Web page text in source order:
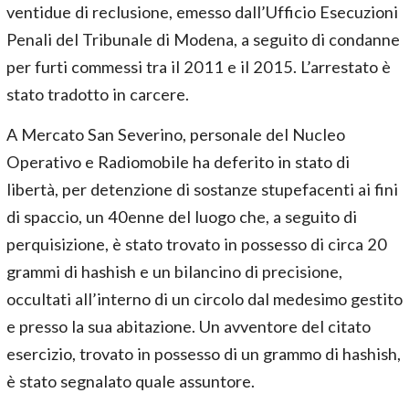
ventidue di reclusione, emesso dall’Ufficio Esecuzioni
Penali del Tribunale di Modena, a seguito di condanne
per furti commessi tra il 2011 e il 2015. L’arrestato è
stato tradotto in carcere.
A Mercato San Severino, personale del Nucleo
Operativo e Radiomobile ha deferito in stato di
libertà, per detenzione di sostanze stupefacenti ai fini
di spaccio, un 40enne del luogo che, a seguito di
perquisizione, è stato trovato in possesso di circa 20
grammi di hashish e un bilancino di precisione,
occultati all’interno di un circolo dal medesimo gestito
e presso la sua abitazione. Un avventore del citato
esercizio, trovato in possesso di un grammo di hashish,
è stato segnalato quale assuntore.